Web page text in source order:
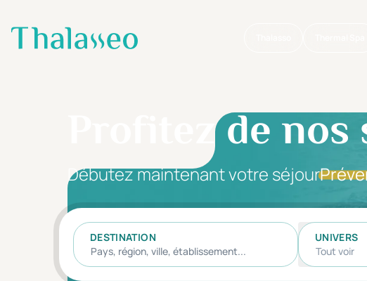
Aller au contenu principal
Profitez de
Débutez maintenant votre séjour
DESTINATION
UNIVERS
Tout voir